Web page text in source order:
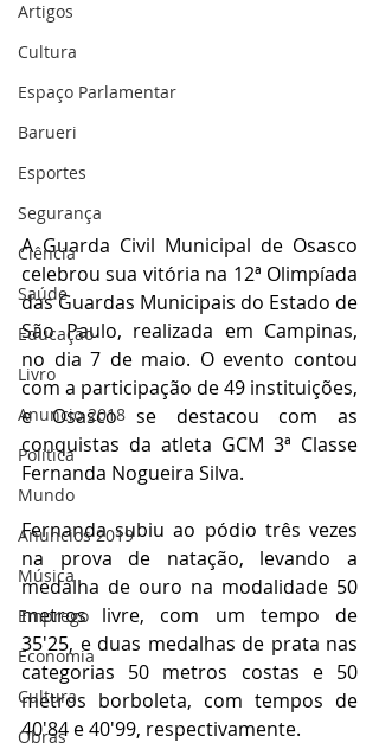
Artigos
Cultura
Espaço Parlamentar
Barueri
Esportes
Segurança
Ciência
Saúde
Educação
Livro
Anuncio 2018
Politica
Mundo
Anuncios 2019
Música
Emprego
Economia
Cultura
Obras
A Guarda Civil Municipal de Osasco
celebrou sua vitória na 12ª Olimpíada
das Guardas Municipais do Estado de
São Paulo, realizada em Campinas,
no dia 7 de maio. O evento contou
com a participação de 49 instituições,
e Osasco se destacou com as
conquistas da atleta GCM 3ª Classe
Fernanda Nogueira Silva.
Fernanda subiu ao pódio três vezes
na prova de natação, levando a
medalha de ouro na modalidade 50
metros livre, com um tempo de
35'25, e duas medalhas de prata nas
categorias 50 metros costas e 50
metros borboleta, com tempos de
40'84 e 40'99, respectivamente.